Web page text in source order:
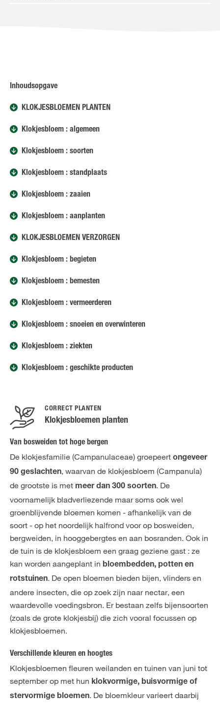
Inhoudsopgave
KLOKJESBLOEMEN PLANTEN
Klokjesbloem : algemeen
Klokjesbloem : soorten
Klokjesbloem : standplaats
Klokjesbloem : zaaien
Klokjesbloem : aanplanten
KLOKJESBLOEMEN VERZORGEN
Klokjesbloem : begieten
Klokjesbloem : bemesten
Klokjesbloem : vermeerderen
Klokjesbloem : snoeien en overwinteren
Klokjesbloem : ziekten
Klokjesbloem : geschikte producten
CORRECT PLANTEN
Klokjesbloemen planten
Van bosweiden tot hoge bergen
De klokjesfamilie (Campanulaceae) groepeert ongeveer
90 geslachten, waarvan de klokjesbloem (Campanula)
de grootste is met meer dan 300 soorten. De
voornamelijk bladverliezende maar soms ook wel
groenblijvende bloemen komen - afhankelijk van de
soort - op het noordelijk halfrond voor op bosweiden,
bergweiden, in hooggebergtes en aan bosranden. Ook in
de tuin is de klokjesbloem een graag geziene gast : ze
kan worden aangeplant in bloembedden, potten en
rotstuinen. De open bloemen bieden bijen, vlinders en
andere insecten, die op zoek zijn naar nectar, een
waardevolle voedingsbron. Er bestaan zelfs bijensoorten
(zoals de grote klokjesbij) die zich vooral focussen op
klokjesbloemen.
Verschillende kleuren en hoogtes
Klokjesbloemen fleuren weilanden en tuinen van juni tot
september op met hun klokvormige, buisvormige of
stervormige bloemen. De bloemkleur varieert daarbij